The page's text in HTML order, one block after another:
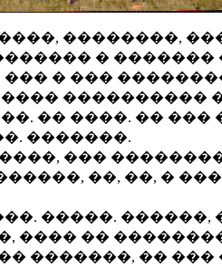
��������,
�
� ���
����������
�� ����. ��
�������.
���
��, ��, �
�����.
���� ��
�������, ��